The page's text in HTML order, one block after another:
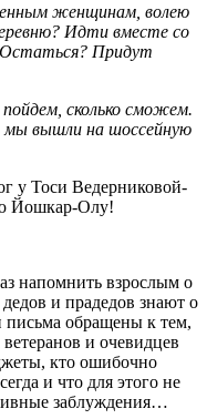
женщинам, волею
Идти вместе со
Остаться? Придут
сколько сможем.
мы вышли на шоссейную
у Тоси Ведерниковой-
Йошкар-Олу!
напомнить взрослым о
и прадедов знают о
письма обращены к тем,
и очевидцев
кто ошибочно
и что для этого не
заблуждения…